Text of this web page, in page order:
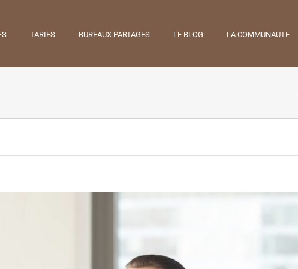
TARIFS BUREAUX PARTAGES LE BLOG LA COMMUNAUTE